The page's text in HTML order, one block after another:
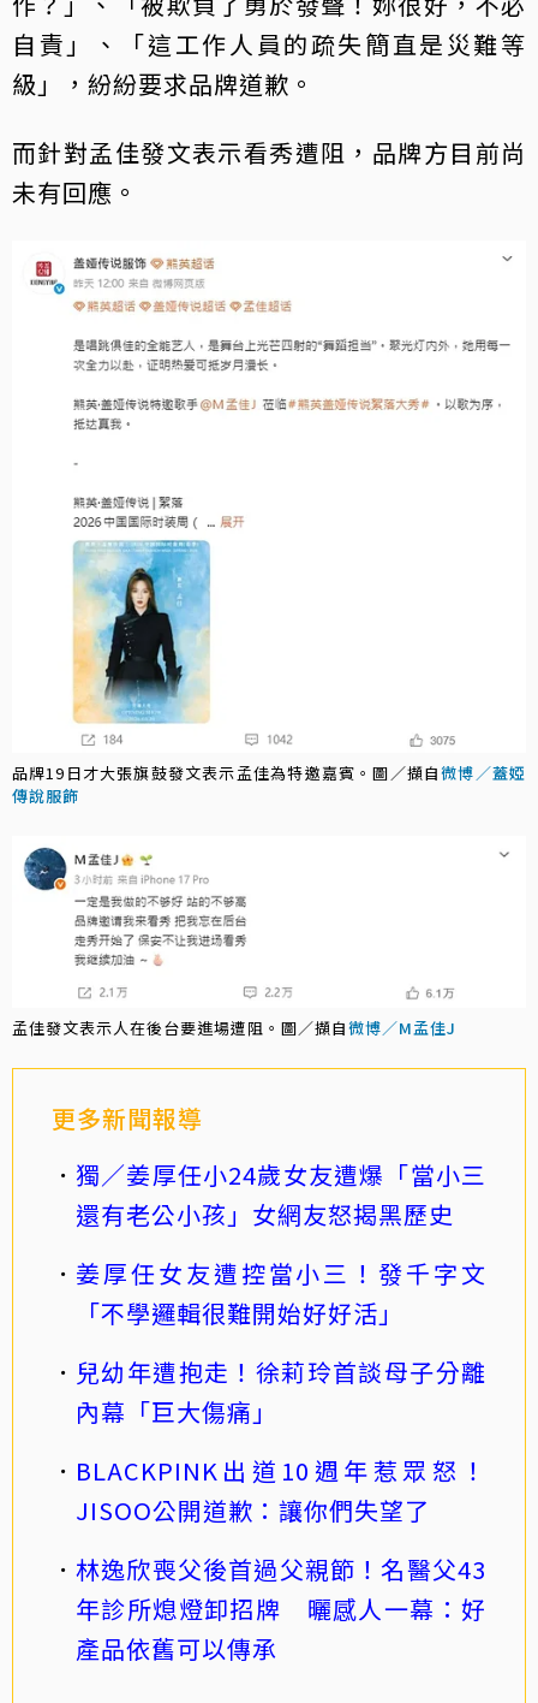
自責」、「這工作人員的疏失簡直是災難等
級」，紛紛要求品牌道歉。
而針對孟佳發文表示看秀遭阻，品牌方目前尚
未有回應。
品牌19日才大張旗鼓發文表示孟佳為特邀嘉賓。圖／擷自微博／蓋婭
傳說服飾
孟佳發文表示人在後台要進場遭阻。圖／擷自微博／M孟佳J
更多新聞報導
獨／姜厚任小24歲女友遭爆「當小三
還有老公小孩」女網友怒揭黑歷史
姜厚任女友遭控當小三！發千字文
「不學邏輯很難開始好好活」
兒幼年遭抱走！徐莉玲首談母子分離
內幕「巨大傷痛」
BLACKPINK出道10週年惹眾怒！
JISOO公開道歉：讓你們失望了
林逸欣喪父後首過父親節！名醫父43
年診所熄燈卸招牌 曬感人一幕：好
產品依舊可以傳承